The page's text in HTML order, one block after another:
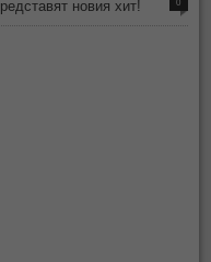
новия хит!